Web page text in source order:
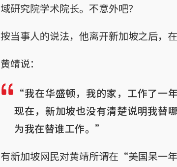
域研究院学术院长。不意外吧？
按当事人的说法，他离开新加坡之后，
黄靖说：
“我在华盛顿，我的家，工作了一
现在，新加坡也没有清楚说明我替
为我在替谁工作。”
有新加坡网民对黄靖所谓在“美国呆一